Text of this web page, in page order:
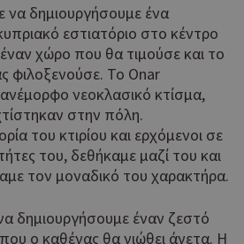
να δημιουργήσουμε ένα
εστιατόριο στο κέντρο
χώρο που θα τιμούσε και το
φιλοξενούσε. Το Onar
νεοκλασικό κτίσμα,
στην πόλη.
του κτιρίου και ερχόμενοι σε
του, δεθήκαμε μαζί του και
τον μοναδικό του χαρακτήρα.
δημιουργήσουμε έναν ζεστό
ο καθένας θα νιώθει άνετα. Η